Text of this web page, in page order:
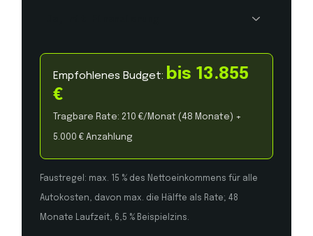
Empfohlenes Budget: bis 13.855
€
Tragbare Rate: 210 €/Monat (48 Monate) +
5.000 € Anzahlung
Faustregel: max. 15 % des Nettoeinkommens für alle
Autokosten, davon max. die Hälfte als Rate; 48
Monate Laufzeit, 6,5 % Beispielzins.